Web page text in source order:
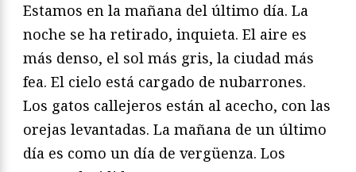
Estamos en la mañana del último día. La
noche se ha retirado, inquieta. El aire es
más denso, el sol más gris, la ciudad más
fea. El cielo está cargado de nubarrones.
Los gatos callejeros están al acecho, con las
orejas levantadas. La mañana de un último
día es como un día de vergüenza. Los